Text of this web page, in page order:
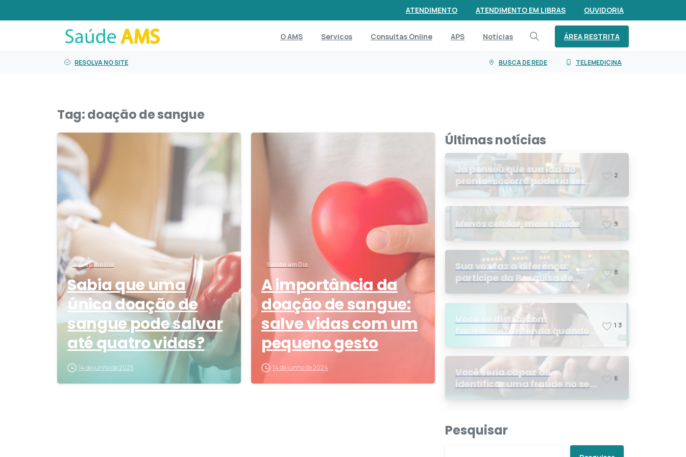
ATENDIMENTO ATENDIMENTO EM LIBRAS OUVIDORIA
O AMS Serviços Consultas Online APS Notícias ÁREA RESTRITA
RESOLVA NO SITE BUSCA DE REDE TELEMEDICINA
Tag:doação de sangue
Saúde em Dia
Sabia que uma
única doação de
sangue pode salvar
até quatro vidas?
14 de junho de 2025
Saúde em Dia
A importância da
doação de sangue:
salve vidas com um
pequeno gesto
14 de junho de 2024
Últimas notícias
Já pensou que sua ida ao
pronto-socorro poderia ser
resolvida por telemedicina?
2
Menos celular, mais saúde 9
Sua voz faz a diferença:
participe da Pesquisa de
Satisfação 2026
8
Você se distrai com
facilidade? Entenda quando
os sinais podem indicar TDAH
1 3
Você seria capaz de
identificar uma fraude no seu
plano de saúde?
6
Pesquisar